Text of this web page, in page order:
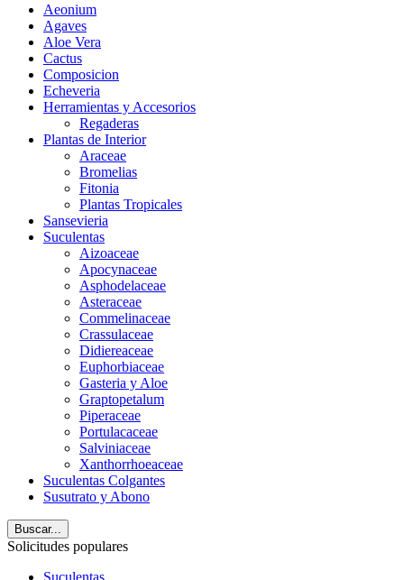
Aeonium
Agaves
Aloe Vera
Cactus
Composicion
Echeveria
Herramientas y Accesorios
Regaderas
Plantas de Interior
Araceae
Bromelias
Fitonia
Plantas Tropicales
Sansevieria
Suculentas
Aizoaceae
Apocynaceae
Asphodelaceae
Asteraceae
Commelinaceae
Crassulaceae
Didiereaceae
Euphorbiaceae
Gasteria y Aloe
Graptopetalum
Piperaceae
Portulacaceae
Salviniaceae
Xanthorrhoeaceae
Suculentas Colgantes
Susutrato y Abono
Buscar...
Solicitudes populares
Suculentas